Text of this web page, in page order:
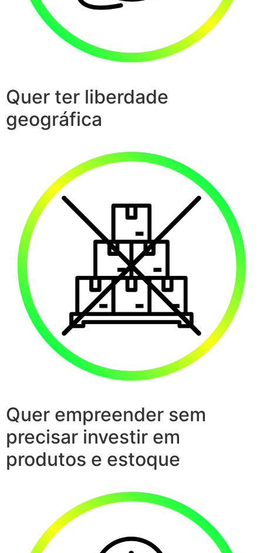
Quer ter liberdade
geográfica
Quer empreender sem
precisar investir em
produtos e estoque